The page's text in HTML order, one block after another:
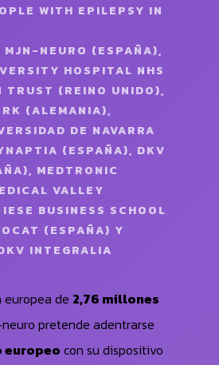
WITH EPILEPSY IN
MJN-NEURO (ESPAÑA),
HOSPITAL NHS
TRUST (REINO UNIDO),
(ALEMANIA),
DE NAVARRA
(ESPAÑA), DKV
MEDTRONIC
VALLEY
BUSINESS SCHOOL
(ESPAÑA) Y
INTEGRALIA
europea de 2,76 millones
pretende adentrarse
europeo con su dispositivo